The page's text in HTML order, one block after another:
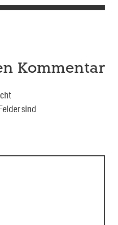
Kommentar
sind